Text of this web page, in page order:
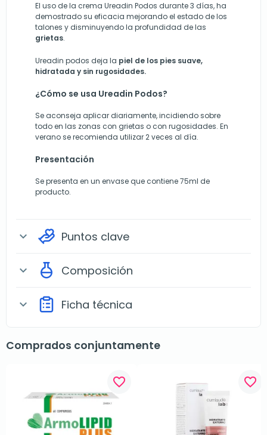
El uso de la crema Ureadin Podos durante 3 días, ha
demostrado su eficacia mejorando el estado de los
talones y disminuyendo la profundidad de las
grietas.
Ureadin podos deja la piel de los pies suave,
hidratada y sin rugosidades.
¿Cómo se usa Ureadin Podos?
Se aconseja aplicar diariamente, incidiendo sobre
todo en las zonas con grietas o con rugosidades. En
verano se recomienda utilizar 2 veces al día.
Presentación
Se presenta en un envase que contiene 75ml de
producto.
expand_more Puntos clave
expand_more Composición
expand_more Ficha técnica
Comprados conjuntamente
favorite_border favorite_border